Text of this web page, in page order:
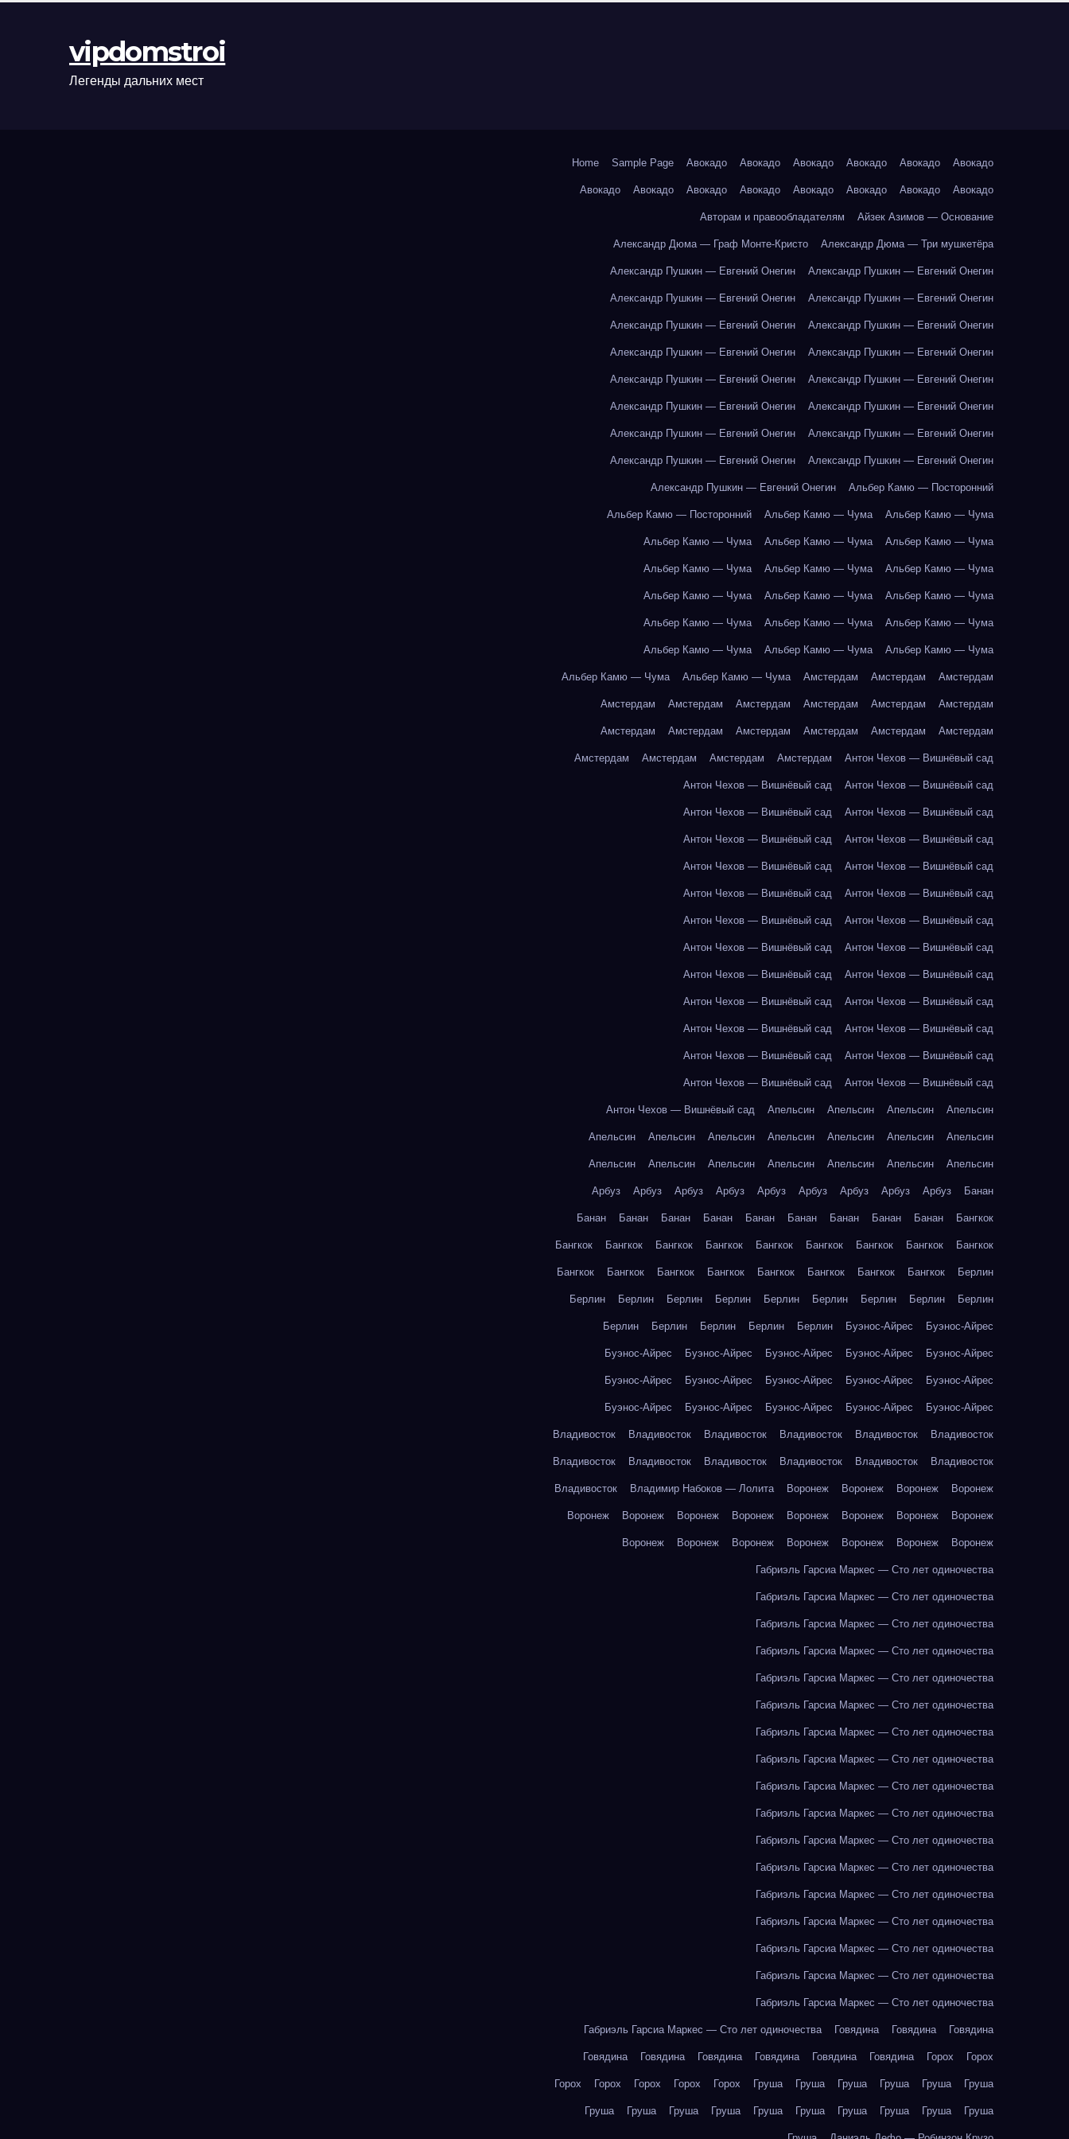
оформления
рыночные
ориентиры
vipdomstroi
Легенды дальних мест
Home Sample Page Авокадо Авокадо Авокадо Авокадо Авокадо Авокадо
Авокадо Авокадо Авокадо Авокадо Авокадо Авокадо Авокадо Авокадо
Авторам и правообладателям Айзек Азимов — Основание
Александр Дюма — Граф Монте-Кристо Александр Дюма — Три мушкетёра
Александр Пушкин — Евгений Онегин Александр Пушкин — Евгений Онегин
Александр Пушкин — Евгений Онегин Александр Пушкин — Евгений Онегин
Александр Пушкин — Евгений Онегин Александр Пушкин — Евгений Онегин
Александр Пушкин — Евгений Онегин Александр Пушкин — Евгений Онегин
Александр Пушкин — Евгений Онегин Александр Пушкин — Евгений Онегин
Александр Пушкин — Евгений Онегин Александр Пушкин — Евгений Онегин
Александр Пушкин — Евгений Онегин Александр Пушкин — Евгений Онегин
Александр Пушкин — Евгений Онегин Александр Пушкин — Евгений Онегин
Александр Пушкин — Евгений Онегин Альбер Камю — Посторонний
Альбер Камю — Посторонний Альбер Камю — Чума Альбер Камю — Чума
Альбер Камю — Чума Альбер Камю — Чума Альбер Камю — Чума
Альбер Камю — Чума Альбер Камю — Чума Альбер Камю — Чума
Альбер Камю — Чума Альбер Камю — Чума Альбер Камю — Чума
Альбер Камю — Чума Альбер Камю — Чума Альбер Камю — Чума
Альбер Камю — Чума Альбер Камю — Чума Альбер Камю — Чума
Альбер Камю — Чума Альбер Камю — Чума Амстердам Амстердам Амстердам
Амстердам Амстердам Амстердам Амстердам Амстердам Амстердам
Амстердам Амстердам Амстердам Амстердам Амстердам Амстердам
Амстердам Амстердам Амстердам Амстердам Антон Чехов — Вишнёвый сад
Антон Чехов — Вишнёвый сад Антон Чехов — Вишнёвый сад
Антон Чехов — Вишнёвый сад Антон Чехов — Вишнёвый сад
Антон Чехов — Вишнёвый сад Антон Чехов — Вишнёвый сад
Антон Чехов — Вишнёвый сад Антон Чехов — Вишнёвый сад
Антон Чехов — Вишнёвый сад Антон Чехов — Вишнёвый сад
Антон Чехов — Вишнёвый сад Антон Чехов — Вишнёвый сад
Антон Чехов — Вишнёвый сад Антон Чехов — Вишнёвый сад
Антон Чехов — Вишнёвый сад Антон Чехов — Вишнёвый сад
Антон Чехов — Вишнёвый сад Антон Чехов — Вишнёвый сад
Антон Чехов — Вишнёвый сад Антон Чехов — Вишнёвый сад
Антон Чехов — Вишнёвый сад Антон Чехов — Вишнёвый сад
Антон Чехов — Вишнёвый сад Антон Чехов — Вишнёвый сад
Антон Чехов — Вишнёвый сад Апельсин Апельсин Апельсин Апельсин
Апельсин Апельсин Апельсин Апельсин Апельсин Апельсин Апельсин
Апельсин Апельсин Апельсин Апельсин Апельсин Апельсин Апельсин
Арбуз Арбуз Арбуз Арбуз Арбуз Арбуз Арбуз Арбуз Арбуз Банан
Банан Банан Банан Банан Банан Банан Банан Банан Банан Бангкок
Бангкок Бангкок Бангкок Бангкок Бангкок Бангкок Бангкок Бангкок Бангкок
Бангкок Бангкок Бангкок Бангкок Бангкок Бангкок Бангкок Бангкок Берлин
Берлин Берлин Берлин Берлин Берлин Берлин Берлин Берлин Берлин
Берлин Берлин Берлин Берлин Берлин Буэнос-Айрес Буэнос-Айрес
Буэнос-Айрес Буэнос-Айрес Буэнос-Айрес Буэнос-Айрес Буэнос-Айрес
Буэнос-Айрес Буэнос-Айрес Буэнос-Айрес Буэнос-Айрес Буэнос-Айрес
Буэнос-Айрес Буэнос-Айрес Буэнос-Айрес Буэнос-Айрес Буэнос-Айрес
Владивосток Владивосток Владивосток Владивосток Владивосток Владивосток
Владивосток Владивосток Владивосток Владивосток Владивосток Владивосток
Владивосток Владимир Набоков — Лолита Воронеж Воронеж Воронеж Воронеж
Воронеж Воронеж Воронеж Воронеж Воронеж Воронеж Воронеж Воронеж
Воронеж Воронеж Воронеж Воронеж Воронеж Воронеж Воронеж
Габриэль Гарсиа Маркес — Сто лет одиночества
Габриэль Гарсиа Маркес — Сто лет одиночества
Габриэль Гарсиа Маркес — Сто лет одиночества
Габриэль Гарсиа Маркес — Сто лет одиночества
Габриэль Гарсиа Маркес — Сто лет одиночества
Габриэль Гарсиа Маркес — Сто лет одиночества
Габриэль Гарсиа Маркес — Сто лет одиночества
Габриэль Гарсиа Маркес — Сто лет одиночества
Габриэль Гарсиа Маркес — Сто лет одиночества
Габриэль Гарсиа Маркес — Сто лет одиночества
Габриэль Гарсиа Маркес — Сто лет одиночества
Габриэль Гарсиа Маркес — Сто лет одиночества
Габриэль Гарсиа Маркес — Сто лет одиночества
Габриэль Гарсиа Маркес — Сто лет одиночества
Габриэль Гарсиа Маркес — Сто лет одиночества
Габриэль Гарсиа Маркес — Сто лет одиночества
Габриэль Гарсиа Маркес — Сто лет одиночества
Габриэль Гарсиа Маркес — Сто лет одиночества Говядина Говядина Говядина
Говядина Говядина Говядина Говядина Говядина Говядина Горох Горох
Горох Горох Горох Горох Горох Груша Груша Груша Груша Груша Груша
Груша Груша Груша Груша Груша Груша Груша Груша Груша Груша